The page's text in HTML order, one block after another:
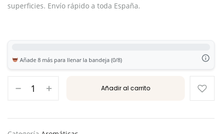
superficies. Envío rápido a toda España.
Añade 8 más para llenar la bandeja (0/8)
Añadir al carrito